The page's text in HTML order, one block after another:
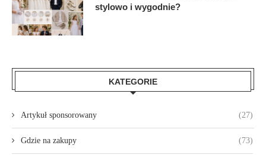
stylowo i wygodnie?
KATEGORIE
Artykuł sponsorowany (27)
Gdzie na zakupy (73)